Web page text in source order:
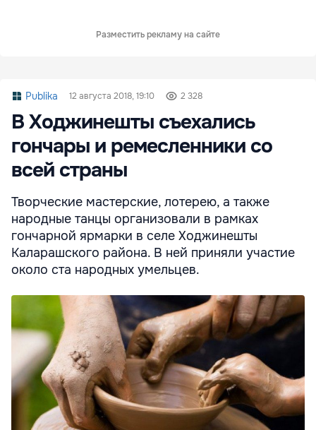
Разместить рекламу на сайте
Publika 12 августа 2018, 19:10 2 328
В Ходжинешты съехались
гончары и ремесленники со
всей страны
Творческие мастерские, лотерею, а также
народные танцы организовали в рамках
гончарной ярмарки в селе Ходжинешты
Каларашского района. В ней приняли участие
около ста народных умельцев.